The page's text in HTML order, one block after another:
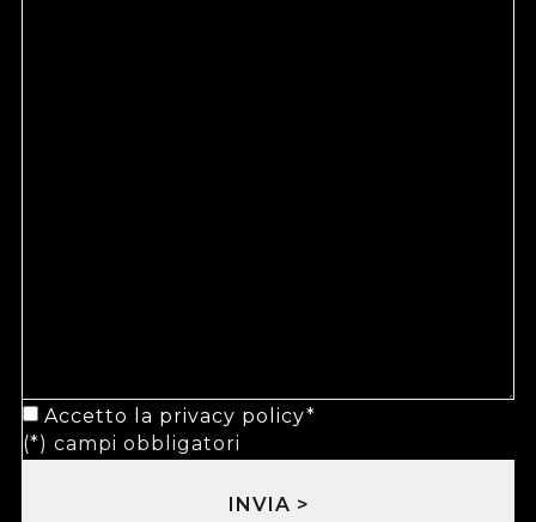
Accetto la privacy policy*
(*) campi obbligatori
INVIA >